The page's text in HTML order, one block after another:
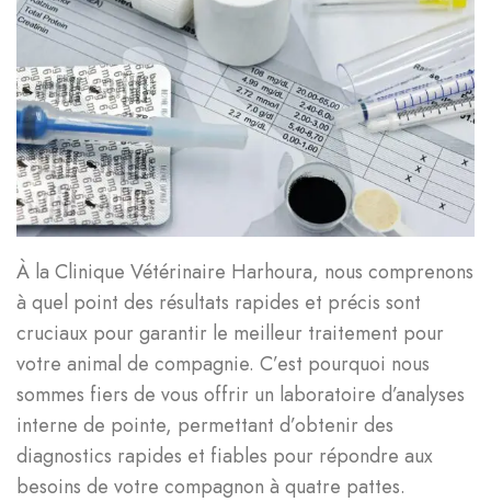
À la Clinique Vétérinaire Harhoura, nous comprenons
à quel point des résultats rapides et précis sont
cruciaux pour garantir le meilleur traitement pour
votre animal de compagnie. C’est pourquoi nous
sommes fiers de vous offrir un laboratoire d’analyses
interne de pointe, permettant d’obtenir des
diagnostics rapides et fiables pour répondre aux
besoins de votre compagnon à quatre pattes.